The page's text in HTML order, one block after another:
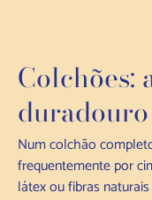
Colchões:
duradouro
Num colchão
frequentemente por
látex ou fibras